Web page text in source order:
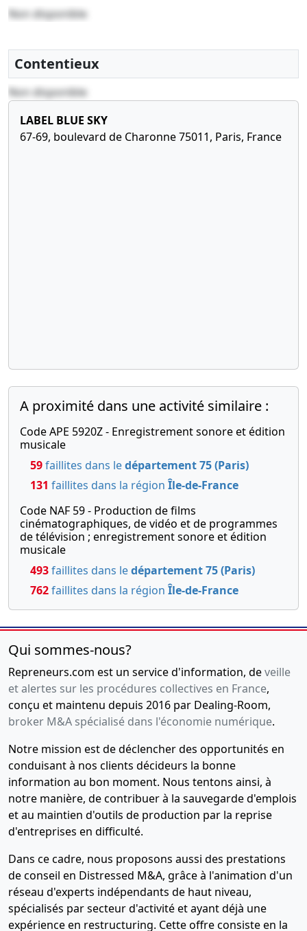
unique, Statuts mis à
Décision d'augmentation,
Délégation de pouvoir, ,
Modification(s) statutaire(s),
Augmentation du capital
Non disponible
Contentieux
Non disponible
LABEL BLUE SKY
67-69, boulevard de Charonne 75011, Paris, France
A proximité dans une activité similaire :
Code APE 5920Z - Enregistrement sonore et édition
musicale
59faillites dans ledépartement 75 (Paris)
131 faillites dans la région Île-de-France
Code NAF 59 - Production de films
cinématographiques, de vidéo et de programmes
de télévision ; enregistrement sonore et édition
musicale
493faillites dans ledépartement 75 (Paris)
762faillites dans la région Île-de-France
Qui sommes-nous?
Repreneurs.com est un service d'information, deveille
et alertes sur les procédures collectives en France,
conçu et maintenu depuis 2016 par Dealing-Room,
broker M&A spécialisé dans l'économie numérique.
Notre mission est de déclencher des opportunités en
conduisant à nos clients décideurs la bonne
information au bon moment. Nous tentons ainsi, à
notre manière, de contribuer à la sauvegarde d'emplois
et au maintien d'outils de production par la reprise
d'entreprises en difficulté.
Dans ce cadre, nous proposons aussi des prestations
de conseil en Distressed M&A, grâce à l'animation d'un
réseau d'experts indépendants de haut niveau,
spécialisés par secteur d'activité et ayant déjà une
expérience en restructuring. Cette offre consiste en la